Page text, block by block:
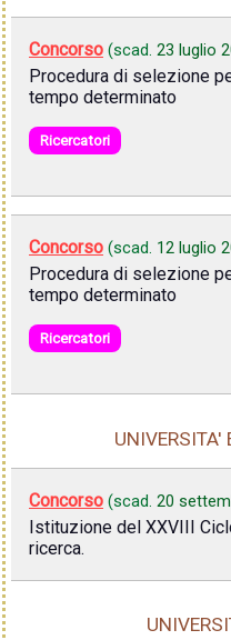
Concorso (scad. 23 luglio
Procedura di selezione
tempo determinato
Ricercatori
Concorso (scad. 12 luglio
Procedura di selezione
tempo determinato
Ricercatori
UNIVERSITA'
Concorso (scad. 20
Istituzione del XXVIII
ricerca.